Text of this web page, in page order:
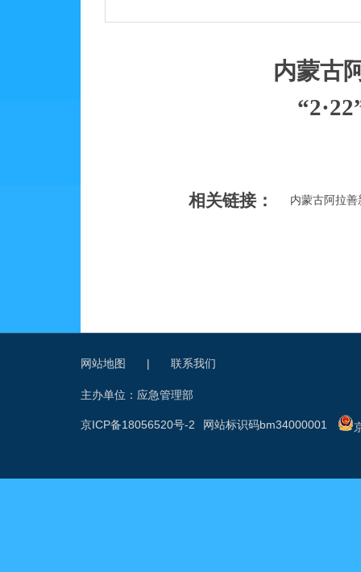
内蒙古
相关链接： 内蒙古阿拉善
网站地图 | 联系我们
主办单位：应急管理部
网站标识码bm34000001
京ICP备18056520号-2